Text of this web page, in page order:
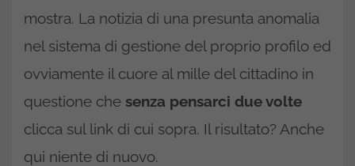
mostra. La notizia di una presunta anomalia
nel sistema di gestione del proprio profilo ed
ovviamente il cuore al mille del cittadino in
questione che senza pensarci due volte
clicca sul link di cui sopra. Il risultato? Anche
qui niente di nuovo.